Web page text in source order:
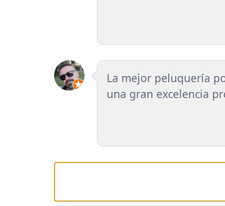
La mejor peluquería
una gran excelencia